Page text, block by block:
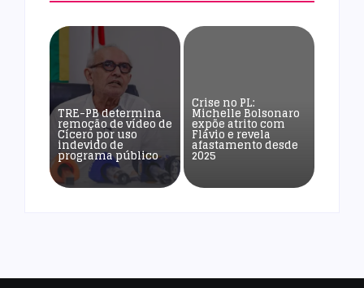
TRE-PB determina
remoção de vídeo de
Cícero por uso
indevido de
programa público
Crise no PL:
Michelle Bolsonaro
expõe atrito com
Flávio e revela
afastamento desde
2025